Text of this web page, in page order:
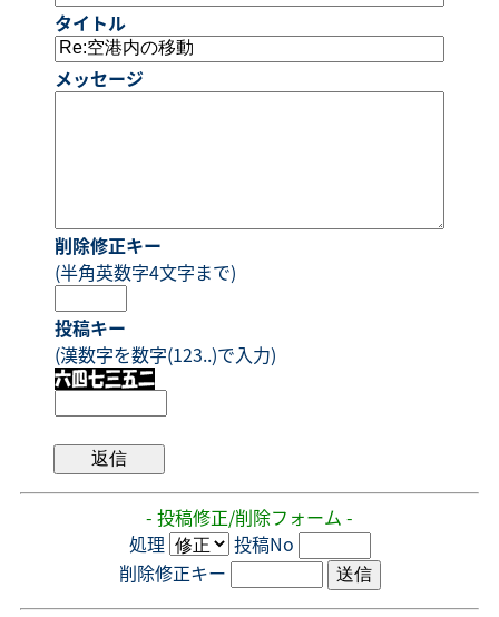
タイトル
メッセージ
削除修正キー
(半角英数字4文字まで)
投稿キー
(漢数字を数字(123..)で入力)
- 投稿修正/削除フォーム -
処理
投稿No
削除修正キー